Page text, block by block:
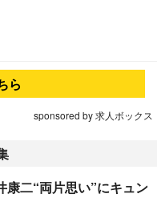
ら
sponsored by 求人ボックス
康二“両片思い”にキュン